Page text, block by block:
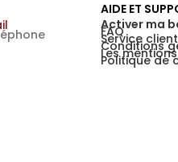
AIDE ET
Activer ma
FAQ
Service client
Conditions
Les
Politique de